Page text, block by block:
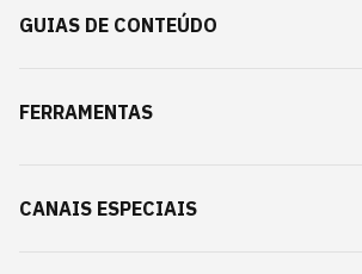
GUIAS DE CONTEÚDO
FERRAMENTAS
CANAIS ESPECIAIS